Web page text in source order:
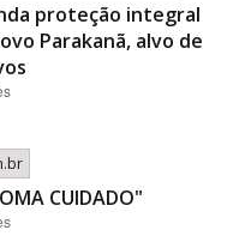
proteção integral
Parakanã, alvo de
CUIDADO"